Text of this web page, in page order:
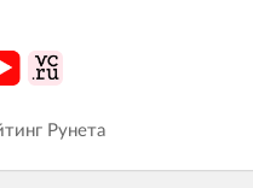
Рунета